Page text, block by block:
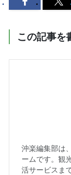
この記事を
沖楽編集部は
ームです。観
活サービスま